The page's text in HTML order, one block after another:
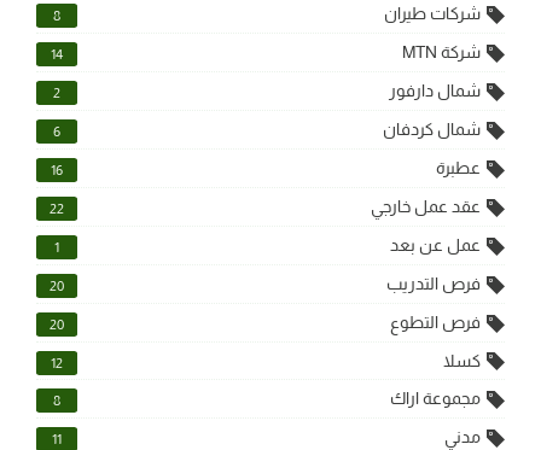
شركات طيران 8
شركة MTN 14
شمال دارفور 2
شمال كردفان 6
عطبرة 16
عقد عمل خارجي 22
عمل عن بعد 1
فرص التدريب 20
فرص التطوع 20
كسلا 12
مجموعة اراك 8
مدني 11